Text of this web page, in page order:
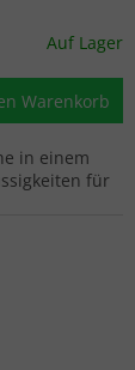
Auf Lager
Warenkorb
in einem
für